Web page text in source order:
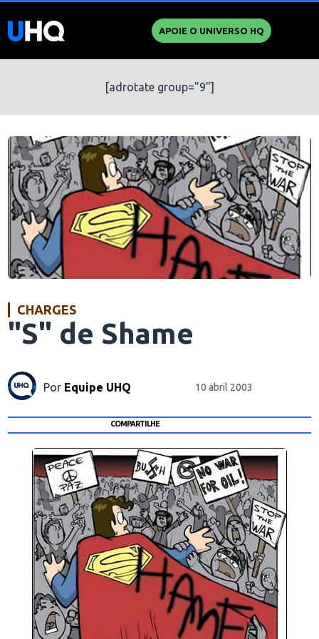
APOIE O UNIVERSO HQ
[adrotate group="9"]
CHARGES
"S" de Shame
Por Equipe UHQ 10 abril 2003
COMPARTILHE